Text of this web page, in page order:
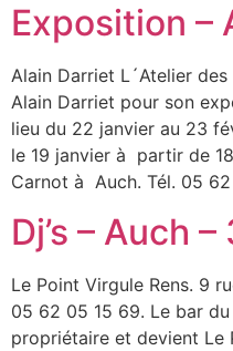
Exposition –
Alain Darriet L´Atelier
Alain Darriet pour son
lieu du 22 janvier au 23
le 19 janvier à partir de
Carnot à Auch. Tél. 05
Dj’s – Auch –
Le Point Virgule Rens. 9
05 62 05 15 69. Le bar
propriétaire et devient Le